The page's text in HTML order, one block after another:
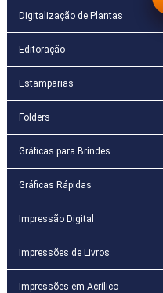
Digitalização de Plantas
Editoração
Estamparias
Folders
Gráficas para Brindes
Gráficas Rápidas
Impressão Digital
Impressões de Livros
Impressões em Acrílico